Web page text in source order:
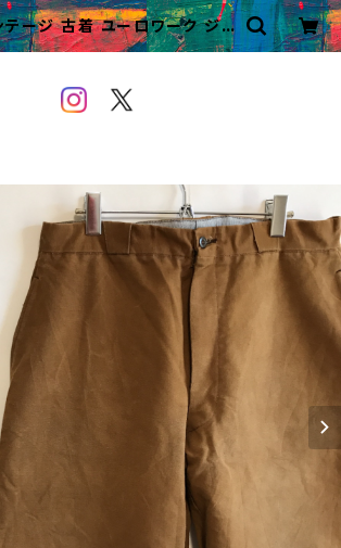
テージ 古着 ユーロワーク ジョ
ズパンツ ワークパンツ ビンテ